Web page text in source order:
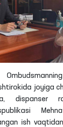
joyiga
dispanser
ish